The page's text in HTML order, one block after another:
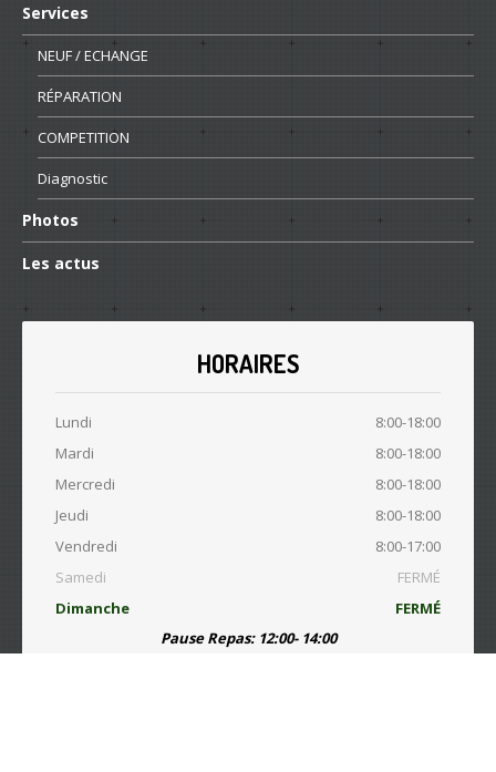
Services
NEUF/ ECHANGE
RÉPARATION
COMPETITION
Diagnostic
Photos
Les actus
HORAIRES
Lundi
8:00-18:00
Mardi
8:00-18:00
Mercredi
8:00-18:00
Jeudi
8:00-18:00
Vendredi
8:00-17:00
Samedi
FERMÉ
Dimanche
FERMÉ
Pause Repas: 12:00- 14:00